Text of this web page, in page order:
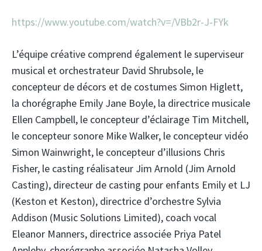
https://www.youtube.com/watch?v=/VBb2r-J-FYk
L’équipe créative comprend également le superviseur
musical et orchestrateur David Shrubsole, le
concepteur de décors et de costumes Simon Higlett,
la chorégraphe Emily Jane Boyle, la directrice musicale
Ellen Campbell, le concepteur d’éclairage Tim Mitchell,
le concepteur sonore Mike Walker, le concepteur vidéo
Simon Wainwright, le concepteur d’illusions Chris
Fisher, le casting réalisateur Jim Arnold (Jim Arnold
Casting), directeur de casting pour enfants Emily et LJ
(Keston et Keston), directrice d’orchestre Sylvia
Addison (Music Solutions Limited), coach vocal
Eleanor Manners, directrice associée Priya Patel